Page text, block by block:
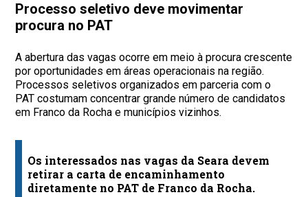
Processo seletivo deve movimentar
procura no PAT
A abertura das vagas ocorre em meio à procura crescente
por oportunidades em áreas operacionais na região.
Processos seletivos organizados em parceria com o
PAT costumam concentrar grande número de candidatos
em Franco da Rocha e municípios vizinhos.
Os interessados nas vagas da Seara devem
retirar a carta de encaminhamento
diretamente no PAT de Franco da Rocha.